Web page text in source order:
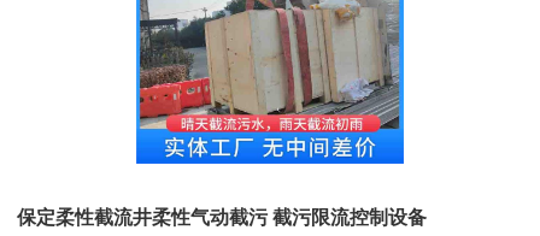
保定柔性截流井柔性气动截污 截污限流控制设备